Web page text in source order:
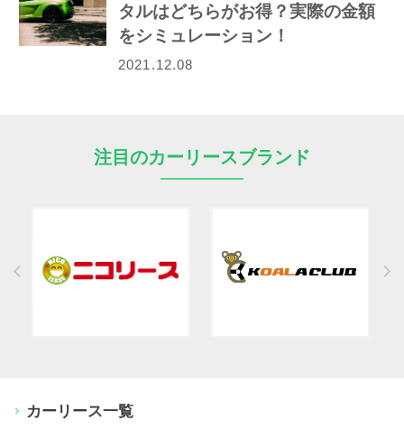
タルはどちらがお得？実際の金額
をシミュレーション！
2021.12.08
注目のカーリースブランド
カーリース一覧